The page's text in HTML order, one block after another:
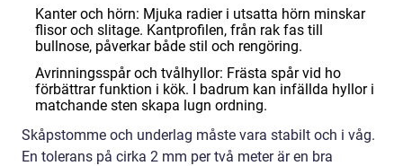
Kanter och hörn: Mjuka radier i utsatta hörn minskar
flisor och slitage. Kantprofilen, från rak fas till
bullnose, påverkar både stil och rengöring.
Avrinningsspår och tvålhyllor: Frästa spår vid ho
förbättrar funktion i kök. I badrum kan infällda hyllor i
matchande sten skapa lugn ordning.
Skåpstomme och underlag måste vara stabilt och i våg.
En tolerans på cirka 2 mm per två meter är en bra